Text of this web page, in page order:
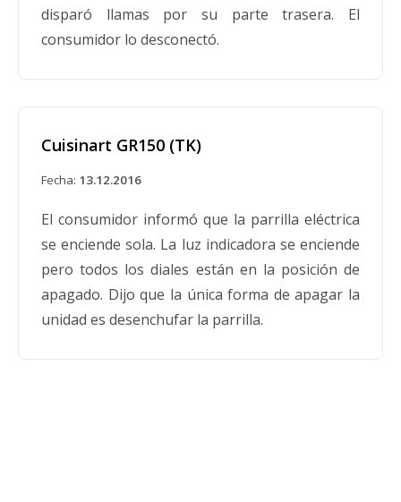
disparó llamas por su parte trasera. El
consumidor lo desconectó.
Cuisinart GR150 (TK)
Fecha: 13.12.2016
El consumidor informó que la parrilla eléctrica
se enciende sola. La luz indicadora se enciende
pero todos los diales están en la posición de
apagado. Dijo que la única forma de apagar la
unidad es desenchufar la parrilla.